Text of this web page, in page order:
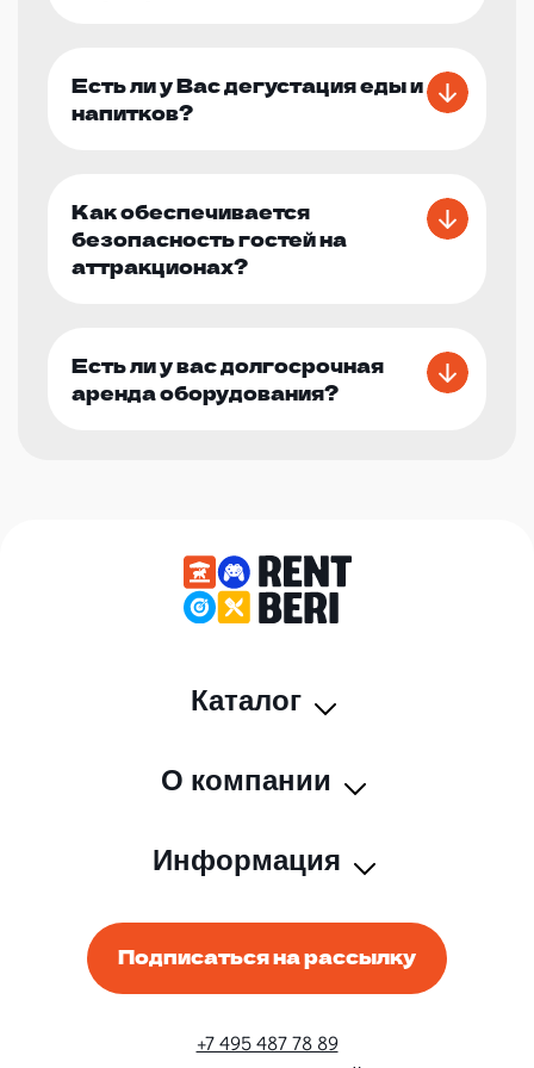
Есть ли у Вас дегустация еды и
напитков?
Как обеспечивается
безопасность гостей на
аттракционах?
Есть ли у вас долгосрочная
аренда оборудования?
Каталог
О компании
Информация
Подписаться на рассылку
+7 495 487 78 89